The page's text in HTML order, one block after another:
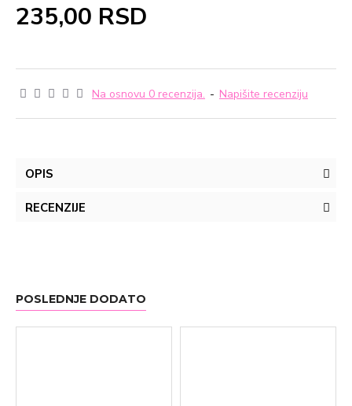
Na osnovu 0 recenzija. - Napišite recenziju
235,00 RSD
OPIS
RECENZIJE
POSLEDNJE DODATO